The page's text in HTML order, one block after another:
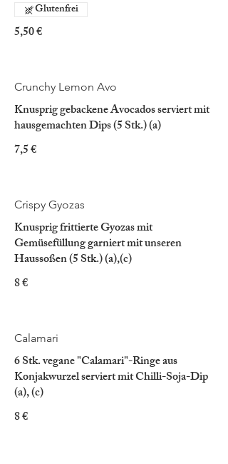
5,50 €
Glutenfrei
Crunchy Lemon Avo
Knusprig gebackene Avocados serviert mit
hausgemachten Dips (5 Stk.) (a)
7,5 €
Crispy Gyozas
Knusprig frittierte Gyozas mit
Gemüsefüllung garniert mit unseren
Haussoßen (5 Stk.) (a),(c)
8 €
Calamari
6 Stk. vegane "Calamari"-Ringe aus
Konjakwurzel serviert mit Chilli-Soja-Dip
(a), (c)
8 €